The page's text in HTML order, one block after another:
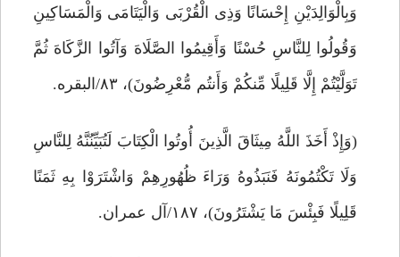
وَبِالْوَالِدَیْنِ إِحْسَانًا وَذِی الْقُرْبَى وَالْیَتَامَى وَالْمَسَاکِینِ
وَقُولُوا لِلنَّاسِ حُسْنًا وَأَقِیمُوا الصَّلَاهَ وَآتُوا الزَّکَاهَ ثُمَّ
تَوَلَّیْتُمْ إِلَّا قَلِیلًا مِّنکُمْ وَأَنتُم مُّعْرِضُونَ)، ۸۳/البقره.
(وَإِذْ أَخَذَ اللَّهُ مِیثَاقَ الَّذِینَ أُوتُوا الْکِتَابَ لَتُبَیِّنُنَّهُ لِلنَّاسِ
وَلَا تَکْتُمُونَهُ فَنَبَذُوهُ وَرَاءَ ظُهُورِهِمْ وَاشْتَرَوْا بِهِ ثَمَنًا
قَلِیلًا فَبِئْسَ مَا یَشْتَرُونَ)، ۱۸۷/آل عمران.